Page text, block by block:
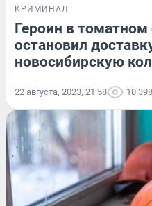
КРИМИНАЛ
Героин в томатном
остановил
новосибирскую
22 августа, 2023, 21:58 10 398